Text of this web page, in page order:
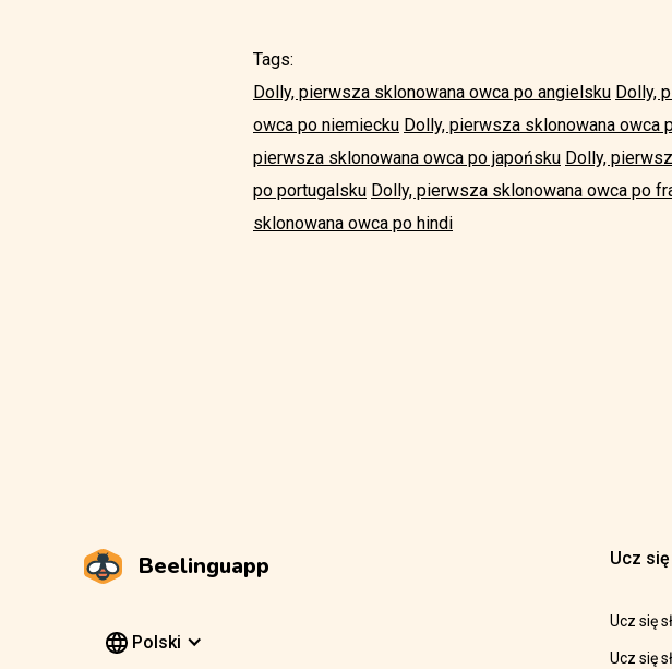
Tags:
Dolly, pierwsza sklonowana owca po angielsku Dolly,
owca po niemiecku Dolly, pierwsza sklonowana owca
pierwsza sklonowana owca po japońsku Dolly,
po portugalsku Dolly, pierwsza sklonowana owca po
sklonowana owca po hindi
Beelinguapp
Polski
Ucz
Ucz się
Ucz się